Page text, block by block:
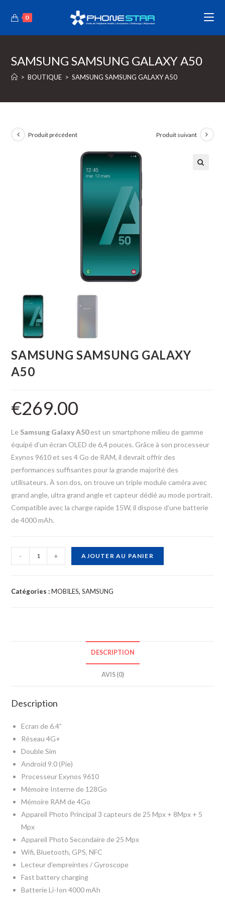
0
SAMSUNG SAMSUNG GALAXY A50
> BOUTIQUE > SAMSUNG SAMSUNG GALAXY A50
Produit précédent Produit suivant
SAMSUNG SAMSUNG GALAXY
A50
€269.00
Le Samsung Galaxy A50est un smartphone milieu de gamme
équipé d’un écran OLED de 6,4 pouces. Grâce à son processeur
Exynos 9610 et ses 4 Go de RAM, il devrait offrir des
performances suffisantes pour la grande majorité des
utilisateurs. À son dos, on trouve un triple module caméra avec
grand angle, ultra grand angle et capteur dédié au mode portrait.
Compatible avec la charge rapide 15W, il dispose d’une batterie
de 4000 mAh.
-
u
n
M
U
N
G
S
A
M
S
U
N
G
G
A
L
A
+ AJOUTER AU PANIER
Catégories :MOBILES,SAMSUNG
DESCRIPTION
AVIS (0)
Description
Ecran de 6.4”
Réseau 4G+
Double Sim
Android 9.0 (Pie)
Processeur Exynos 9610
Mémoire Interne de 128Go
Mémoire RAM de 4Go
Appareil Photo Principal 3 capteurs de 25 Mpx + 8Mpx + 5
Mpx
Appareil Photo Secondaire de 25 Mpx
Wifi, Bluetooth, GPS, NFC
Lecteur d’empreintes / Gyroscope
Fast battery charging
Batterie Li-Ion 4000 mAh